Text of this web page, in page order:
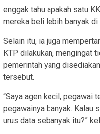
enggak tahu apakah satu
mereka beli lebih banyak di
Selain itu, ia juga
KTP dilakukan, mengingat
pemerintah yang
tersebut.
“Saya agen kecil, pegawai
pegawainya banyak. Kalau
urus data sebanyak itu?”